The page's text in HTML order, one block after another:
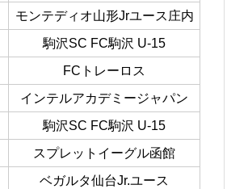
モンテディオ山形Jrユース庄内
駒沢SC FC駒沢 U-15
FCトレーロス
インテルアカデミージャパン
駒沢SC FC駒沢 U-15
スプレットイーグル函館
ベガルタ仙台Jr.ユース